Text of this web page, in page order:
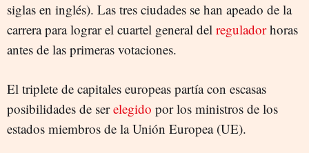
siglas en inglés). Las tres ciudades se han apeado de la
carrera para lograr el cuartel general del reguladorhoras
antes de las primeras votaciones.
El triplete de capitales europeas partía con escasas
posibilidades de serelegido por los ministros de los
estados miembros de la Unión Europea (UE).